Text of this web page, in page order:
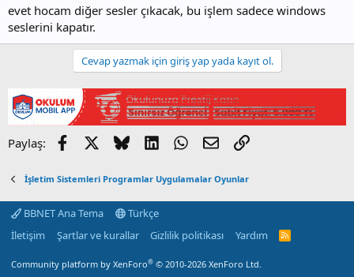
evet hocam diğer sesler çıkacak, bu işlem sadece windows
seslerini kapatır.
Cevap yazmak için giriş yap yada kayıt ol.
Paylaş: Facebook BlueskyLinkedInWhatsApp
E-postaLink
İşletim Sistemleri Programlar Uygulamalar Oyunlar
BBNET Ana Tema
Türkçe
İletişim
Şartlar ve kurallar Gizlilik politikası Yardım
R
Community platform by XenForo® © 2010-2026 XenForo Ltd.